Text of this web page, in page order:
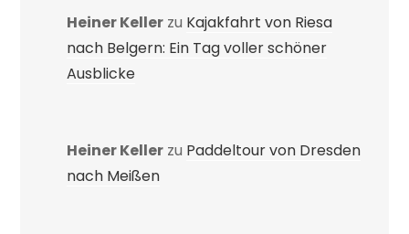
Heiner Keller zu Kajakfahrt von Riesa
nach Belgern: Ein Tag voller schöner
Ausblicke
Heiner Keller zu Paddeltour von Dresden
nach Meißen